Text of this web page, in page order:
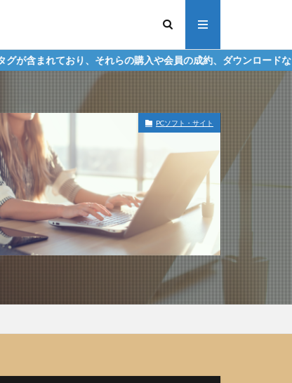
れらの購入や会員の成約、ダウンロードなどからの収益化を
PCソフト・サイト